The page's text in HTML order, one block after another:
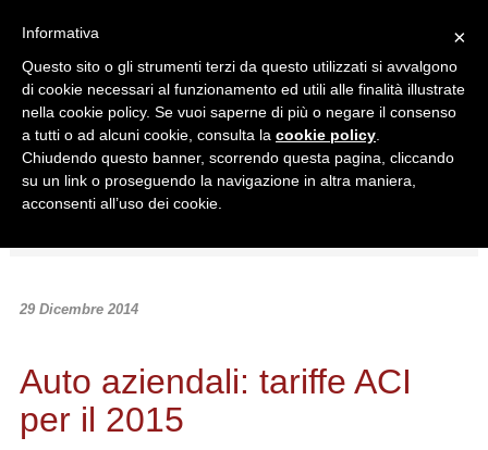
Ricerca in:
Sezione corrente
Tutto il sito
29 Dicembre 2014
Auto aziendali: tariffe ACI
per il 2015
×
Informativa
Questo sito o gli strumenti terzi da questo utilizzati si avvalgono
di cookie necessari al funzionamento ed utili alle finalità illustrate
nella cookie policy. Se vuoi saperne di più o negare il consenso
a tutti o ad alcuni cookie, consulta la cookie policy
Chiudendo questo banner, scorrendo questa pagina, cliccando
su un link o proseguendo la navigazione in altra maniera,
acconsenti all’uso dei cookie.